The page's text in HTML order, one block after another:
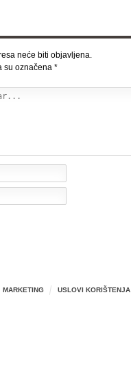
neće biti objavljena.
su označena *
MARKETING USLOVI KORIŠTENJA